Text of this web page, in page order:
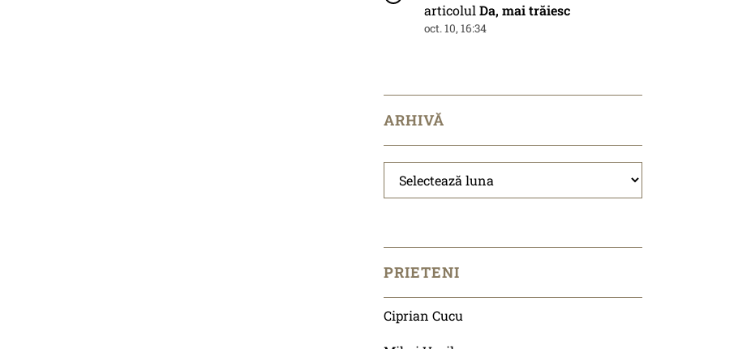
articolulDa, mai trăiesc
oct. 10, 16:34
ARHIVĂ
Arhivă
PRIETENI
Ciprian Cucu